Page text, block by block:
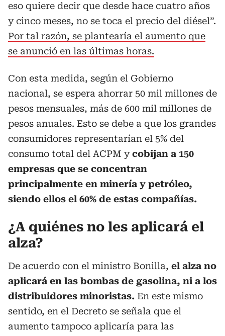
eso quiere decir que desde hace cuatro años
y cinco meses, no se toca el precio del diésel”.
Por tal razón, se plantearía el aumento que
se anunció en las últimas horas.
Con esta medida, según el Gobierno
nacional, se espera ahorrar 50 mil millones de
pesos mensuales, más de 600 mil millones de
pesos anuales. Esto se debe a que los grandes
consumidores representarían el 5% del
consumo total del ACPM ycobijan a 150
empresas que se concentran
principalmente en minería y petróleo,
siendo ellos el 60% de estas compañías.
¿A quiénes no les aplicará el
alza?
De acuerdo con el ministro Bonilla, el alza no
aplicará en las bombas de gasolina, ni a los
distribuidores minoristas. En este mismo
sentido, en el Decreto se señala que el
aumento tampoco aplicaría para las